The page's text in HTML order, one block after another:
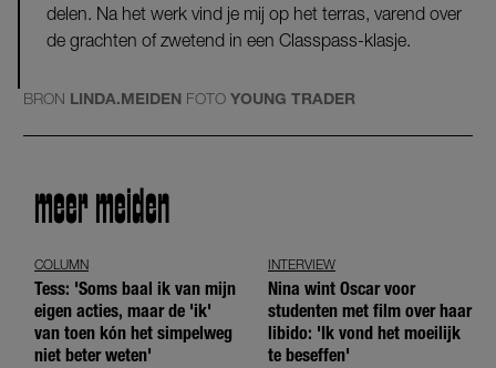
delen. Na het werk vind je mij op het terras, varend over
de grachten of zwetend in een Classpass-klasje.
BRON LINDA.MEIDEN FOTO YOUNG TRADER
meer meiden
COLUMN
Tess: 'Soms baal ik van mijn
eigen acties, maar de 'ik'
van toen kón het simpelweg
niet beter weten'
INTERVIEW
Nina wint Oscar voor
studenten met film over haar
libido: 'Ik vond het moeilijk
te beseffen'